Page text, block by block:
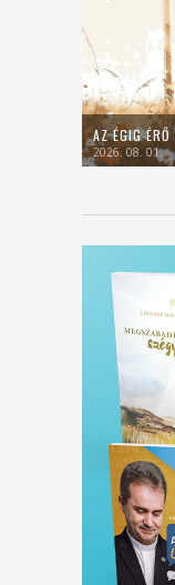
AZ ÉGIG
2026. 08. 01.